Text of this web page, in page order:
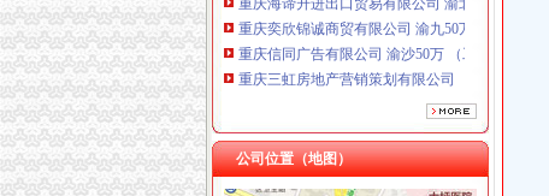
重庆奕欣锦诚商贸有限公司 渝九50万 （工商注册
重庆信同广告有限公司 渝沙50万 （工商注册）
重庆三虹房地产营销策划有限公司
重庆宝鹰汽车销售有限公司
重庆鸽牌电线电缆有限公司 渝北10010万 (进出口
重庆傲志众达投资咨询有限责任公司 渝九1000
重庆臣夫商贸有限公司 （执照专让）
重庆卿倾商贸有限责任公司 渝江100万 （工商注
公司位置（地图）